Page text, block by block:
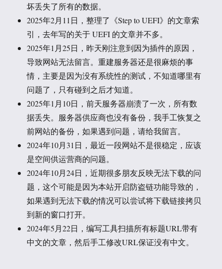
坏丢失了所有的数据。
2025年2月11日，整理了《Step to UEFI》的文章索
引，去年写的关于 UEFI 的文章并不多。
2025年1月25日，昨天刚注意到因为插件的原因，
导致网站无法留言。重建服务器还是很麻烦的事
情，主要是因为没有系统性的测试，不知道哪里有
问题了，只有碰到之后才知道。
2025年1月10日，前天服务器崩溃了一次，所有数
据丢失。服务器供应商也没有备份，我手工恢复之
前网站的备份，如果遇到问题，请给我留言。
2024年10月31日，最近一段网站不是很稳定，应该
是空间供运营商的问题。
2024年10月24日，近期很多朋友反映无法下载的问
题，这个可能是因为本站开启防盗链功能导致的，
如果遇到无法下载的情况可以尝试将下载链接拷贝
到新的窗口打开。
2024年5月22日，编写工具扫描所有标题URL带有
中文的文章，然后手工修改URL保证没有中文。